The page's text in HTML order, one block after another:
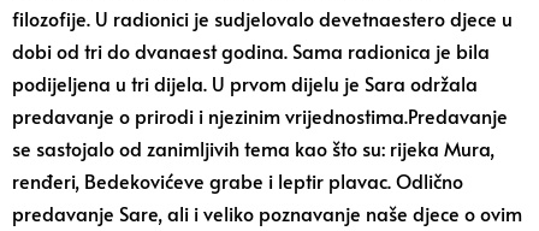
filozofije. U radionici je sudjelovalo devetnaestero djece u
dobi od tri do dvanaest godina. Sama radionica je bila
podijeljena u tri dijela. U prvom dijelu je Sara održala
predavanje o prirodi i njezinim vrijednostima.Predavanje
se sastojalo od zanimljivih tema kao što su: rijeka Mura,
renđeri, Bedekovićeve grabe i leptir plavac. Odlično
predavanje Sare, ali i veliko poznavanje naše djece o ovim